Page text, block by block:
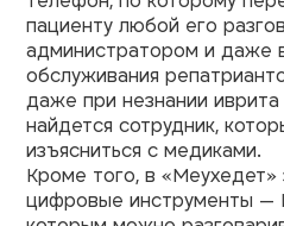
пациенту любой его
администратором и даже
обслуживания
даже при незнании иврита
найдется сотрудник,
изъясниться с медиками.
Кроме того, в
цифровые инструменты —